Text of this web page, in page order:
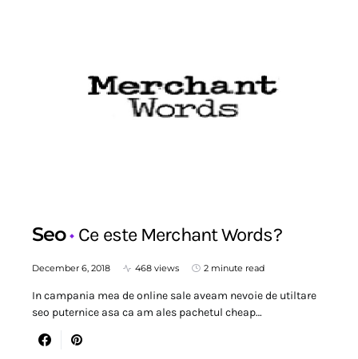
Seo Ce este Merchant Words?
December 6, 2018 468 views 2 minute read
In campania mea de online sale aveam nevoie de utiltare
seo puternice asa ca am ales pachetul cheap…